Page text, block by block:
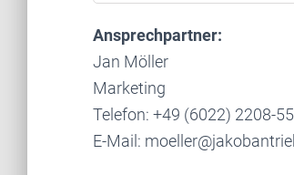
Ansprechpartner:
Jan Möller
Marketing
Telefon: +49 (6022) 2208-55
E-Mail: